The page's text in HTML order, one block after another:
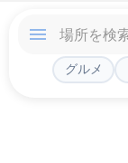
グルメ